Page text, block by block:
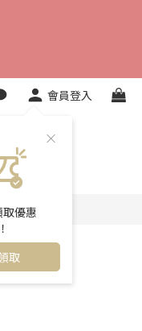
會員登入
優惠
取
立即購買